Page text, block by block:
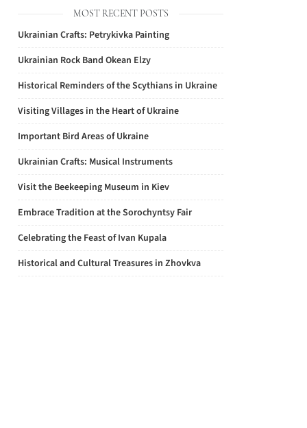
MOST RECENT POSTS
Ukrainian Crafts: Petrykivka Painting
Ukrainian Rock Band Okean Elzy
Historical Reminders of the Scythians in Ukraine
Visiting Villages in the Heart of Ukraine
Important Bird Areas of Ukraine
Ukrainian Crafts: Musical Instruments
Visit the Beekeeping Museum in Kiev
Embrace Tradition at the Sorochyntsy Fair
Celebrating the Feast of Ivan Kupala
Historical and Cultural Treasures in Zhovkva